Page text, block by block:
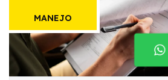
MANEJO